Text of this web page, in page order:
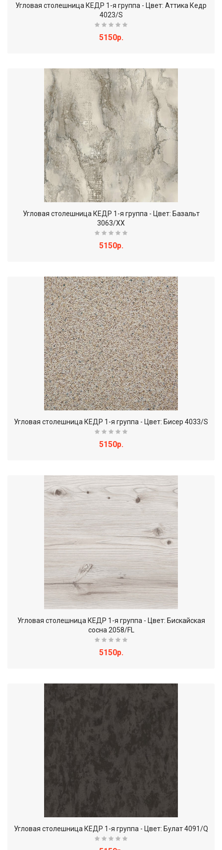
Угловая столешница КЕДР 1-я группа - Цвет: Аттика Кедр
4023/S
5150р.
Угловая столешница КЕДР 1-я группа - Цвет: Базальт
3063/ХХ
5150р.
Угловая столешница КЕДР 1-я группа - Цвет: Бисер 4033/S
5150р.
Угловая столешница КЕДР 1-я группа - Цвет: Бискайская
сосна 2058/FL
5150р.
Угловая столешница КЕДР 1-я группа - Цвет: Булат 4091/Q